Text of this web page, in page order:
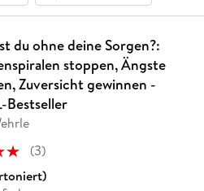
du ohne deine Sorgen?:
stoppen, Ängste
Zuversicht gewinnen -
Bestseller
(3)